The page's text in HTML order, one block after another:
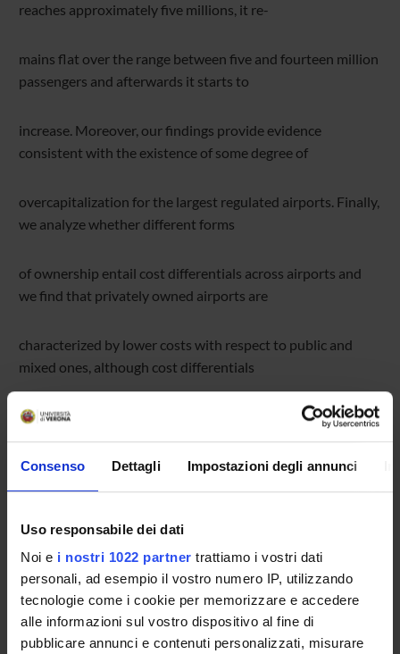
Consenso Dettagli Impostazioni degli annunci
Uso responsabile dei dati
Noi e i nostri 1022 partner trattiamo i vostri dati
personali, ad esempio il vostro numero IP, utilizzando
tecnologie come i cookie per memorizzare e accedere
alle informazioni sul vostro dispositivo al fine di
pubblicare annunci e contenuti personalizzati, misurare
reaches approximately five millions, it re-
mains flat over the range between five and fourteen million
passengers and afterwards it starts to
increase. Moreover, our findings provide evidence
consistent with the existence of some degree of
overcapitalization for the largest regulated airports. Finally,
we analyze whether different forms
of ownership entail cost differentials across airports and
we find that privately owned airports are
characterized by lower costs with respect to public and
mixed ones, although cost differentials
shrank over time as public and mixed airports improved
their rate of cost reduction. Main results
are robust to unobserved heterogeneity at the airport or
biases. Possible regulatory and policy implications of these
results are also discussed.